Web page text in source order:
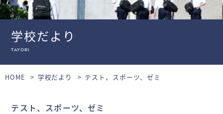
学校だより
tayori
HOME 学校だより テスト、スポーツ、ゼミ
テスト、スポーツ、ゼミ